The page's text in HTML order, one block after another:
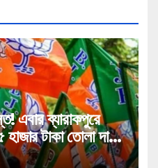
এবার ব্যারাকপুরে
টাকা তোলা দাবির
অডিও!